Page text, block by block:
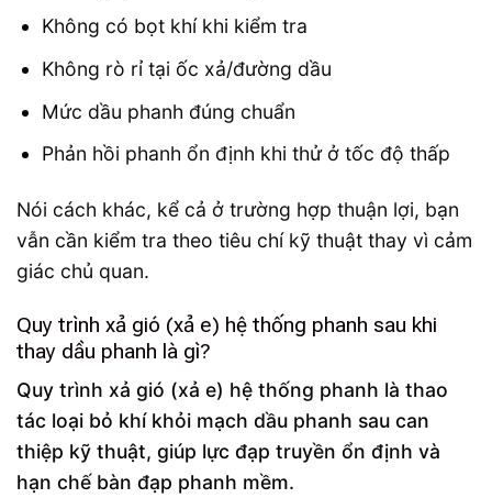
Không có bọt khí khi kiểm tra
Không rò rỉ tại ốc xả/đường dầu
Mức dầu phanh đúng chuẩn
Phản hồi phanh ổn định khi thử ở tốc độ thấp
Nói cách khác, kể cả ở trường hợp thuận lợi, bạn
vẫn cần kiểm tra theo tiêu chí kỹ thuật thay vì cảm
giác chủ quan.
Quy trình xả gió (xả e) hệ thống phanh sau khi
thay dầu phanh là gì?
Quy trình xả gió (xả e) hệ thống phanh là thao
tác loại bỏ khí khỏi mạch dầu phanh sau can
thiệp kỹ thuật, giúp lực đạp truyền ổn định và
hạn chế bàn đạp phanh mềm.